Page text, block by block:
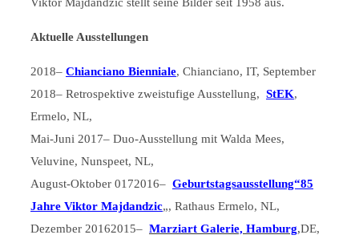
Viktor Majdandzic stellt seine Bilder seit 1958 aus.
Aktuelle Ausstellungen
2018– Chianciano Bienniale, Chianciano, IT, September
2018– Retrospektive zweistufige Ausstellung, StEK,
Ermelo, NL,
Mai-Juni 2017– Duo-Ausstellung mit Walda Mees,
Veluvine, Nunspeet, NL,
August-Oktober 0172016– Geburtstagsausstellung“85
Jahre Viktor Majdandzic„, Rathaus Ermelo, NL,
Dezember 20162015– Marziart Galerie, Hamburg,DE,